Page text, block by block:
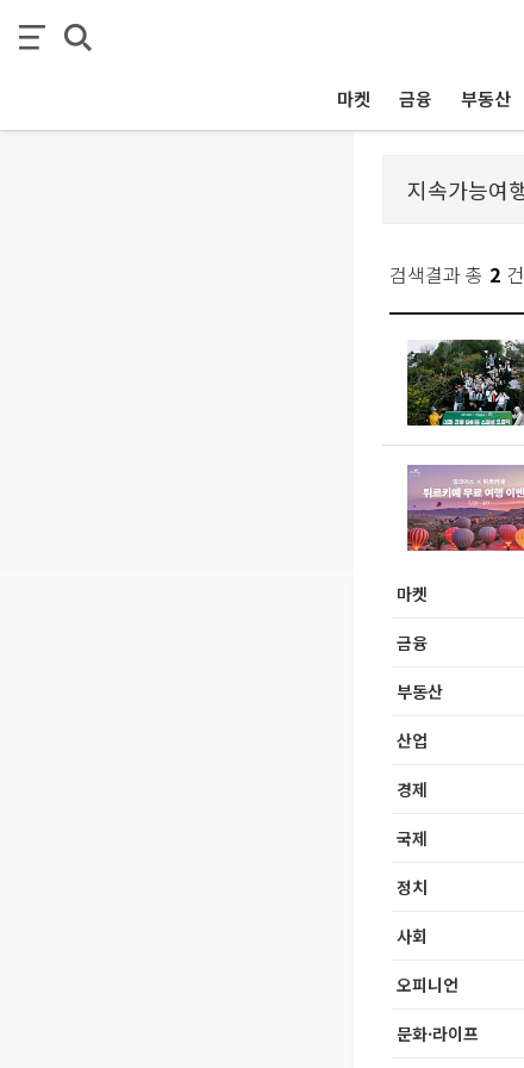
마켓 금융 부동산
검색결과 총 2 건
마켓
금융
부동산
산업
경제
국제
정치
사회
오피니언
문화·라이프